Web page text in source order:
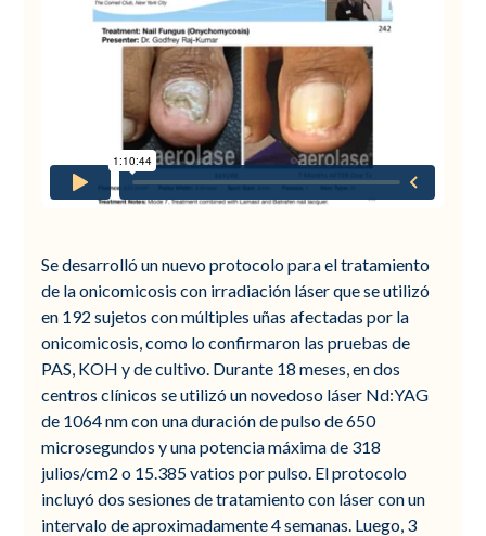
Se desarrolló un nuevo protocolo para el tratamiento
de la onicomicosis con irradiación láser que se utilizó
en 192 sujetos con múltiples uñas afectadas por la
onicomicosis, como lo confirmaron las pruebas de
PAS, KOH y de cultivo. Durante 18 meses, en dos
centros clínicos se utilizó un novedoso láser Nd:YAG
de 1064 nm con una duración de pulso de 650
microsegundos y una potencia máxima de 318
julios/cm2 o 15.385 vatios por pulso. El protocolo
incluyó dos sesiones de tratamiento con láser con un
intervalo de aproximadamente 4 semanas. Luego, 3